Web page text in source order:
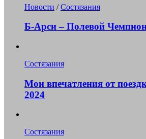
Новости /Состязания
Б-Арси – Полевой
Состязания
Мои впечатления от
2024
Состязания